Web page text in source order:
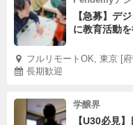
【急募】デ
に教育活動
フルリモートOK, 東京 [
長期歓迎
学醸界
【U30必見